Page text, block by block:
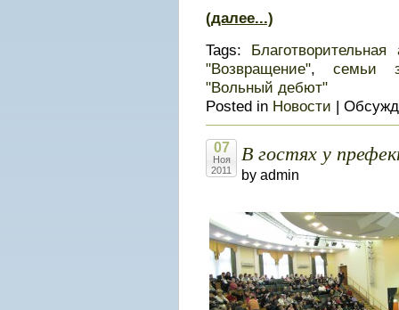
(далее...)
Tags:
"Возвращение",семьи
"Вольный дебют"
Posted in Новости |
07
Ноя
2011
В гостях у
by admin